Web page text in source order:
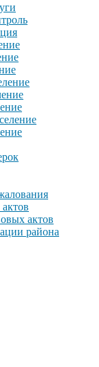
актов
района